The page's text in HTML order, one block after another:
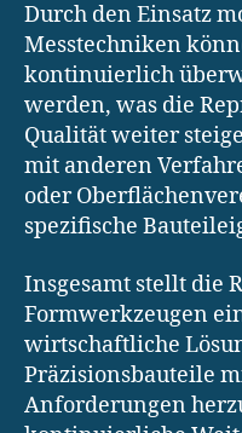
Durch den Einsatz
Messtechniken
kontinuierlich
werden, was die
Qualität weiter
mit anderen
oder
spezifische
Insgesamt stellt die
Formwerkzeugen
wirtschaftliche
Präzisionsbauteile
Anforderungen